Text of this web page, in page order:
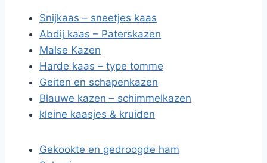
Snijkaas – sneetjes kaas
Abdij kaas – Paterskazen
Malse Kazen
Harde kaas – type tomme
Geiten en schapenkazen
Blauwe kazen – schimmelkazen
kleine kaasjes & kruiden
Gekookte en gedroogde ham